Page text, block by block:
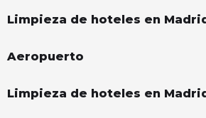
Limpieza de hoteles en
Aeropuerto
Limpieza de hoteles en